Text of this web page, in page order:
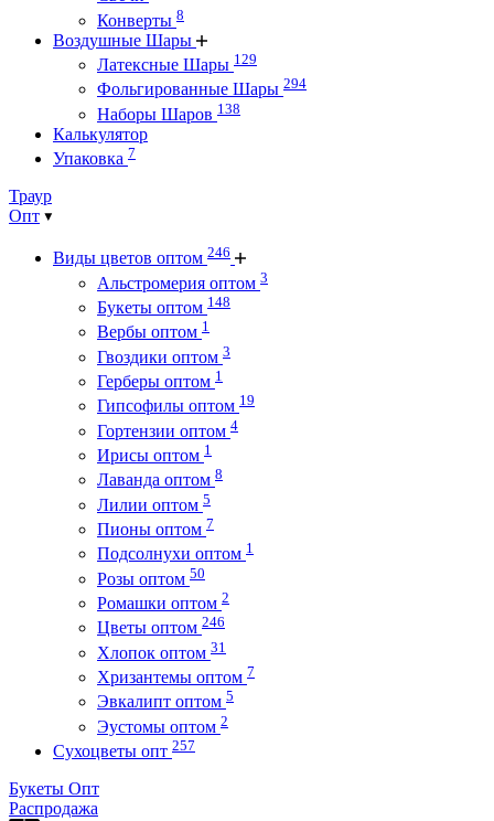
Конверты 8
Воздушные Шары
Латексные Шары 129
Фольгированные Шары 294
Наборы Шаров 138
Калькулятор
Упаковка 7
Траур
Опт
Виды цветов оптом 246
Альстромерия оптом 3
Букеты оптом 148
Вербы оптом 1
Гвоздики оптом 3
Герберы оптом 1
Гипсофилы оптом 19
Гортензии оптом 4
Ирисы оптом 1
Лаванда оптом 8
Лилии оптом 5
Пионы оптом 7
Подсолнухи оптом 1
Розы оптом 50
Ромашки оптом 2
Цветы оптом 246
Хлопок оптом 31
Хризантемы оптом 7
Эвкалипт оптом 5
Эустомы оптом 2
Сухоцветы опт 257
Букеты Опт
Распродажа